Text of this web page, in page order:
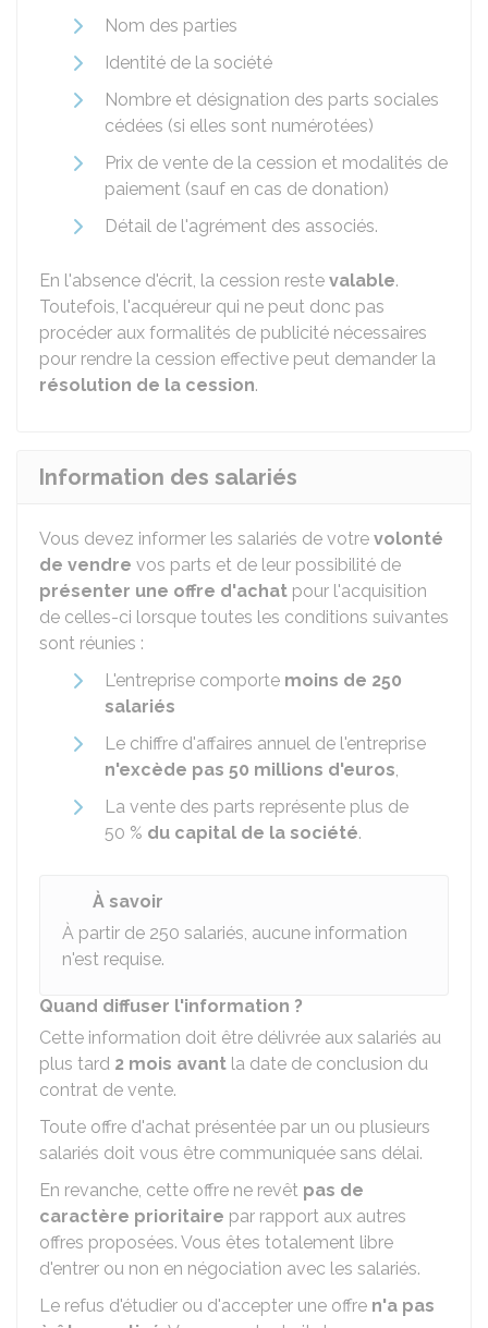
Nom des parties
Identité de la société
Nombre et désignation des parts sociales
cédées (si elles sont numérotées)
Prix de vente de la cession et modalités de
paiement (sauf en cas de donation)
Détail de l'agrément des associés.
En l'absence d'écrit, la cession reste valable.
Toutefois, l'acquéreur qui ne peut donc pas
procéder aux formalités de publicité nécessaires
pour rendre la cession effective peut demander la
résolution de la cession.
Information des salariés
Vous devez informer les salariés de votre volonté
de vendre vos parts et de leur possibilité de
présenter une offre d'achat pour l'acquisition
de celles-ci lorsque toutes les conditions suivantes
sont réunies :
L'entreprise comporte moins de 250
salariés
Le chiffre d'affaires annuel de l'entreprise
n'excède pas 50 millions d'euros,
La vente des parts représente plus de
50 % du capital de la société.
À savoir
À partir de 250 salariés, aucune information
n'est requise.
Quand diffuser l'information ?
Cette information doit être délivrée aux salariés au
plus tard 2 mois avant la date de conclusion du
contrat de vente.
Toute offre d'achat présentée par un ou plusieurs
salariés doit vous être communiquée sans délai.
En revanche, cette offre ne revêt pas de
caractère prioritaire par rapport aux autres
offres proposées. Vous êtes totalement libre
d'entrer ou non en négociation avec les salariés.
Le refus d'étudier ou d'accepter une offre n'a pas